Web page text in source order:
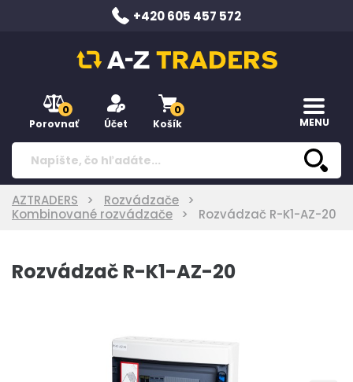
+420 605 457 572
0
Porovnať Účet
0
Košík MENU
AZTRADERS
Rozvádzače
Kombinované rozvádzače
Rozvádzač R-K1-AZ-20
Rozvádzač R-K1-AZ-20